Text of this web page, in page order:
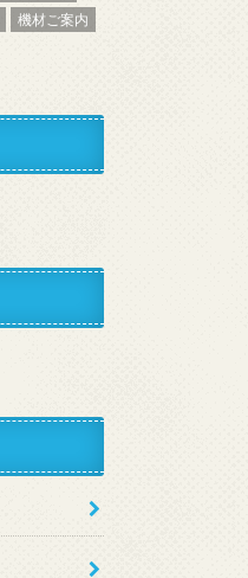
機材ご案内